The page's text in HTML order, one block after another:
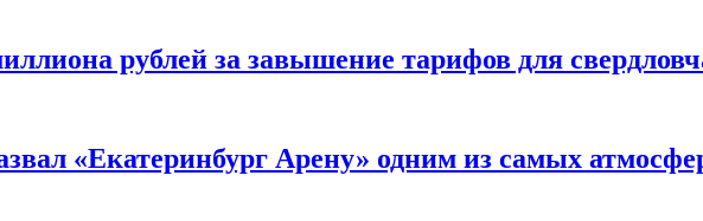
рублей за завышение тарифов для
«Екатеринбург Арену» одним из самых